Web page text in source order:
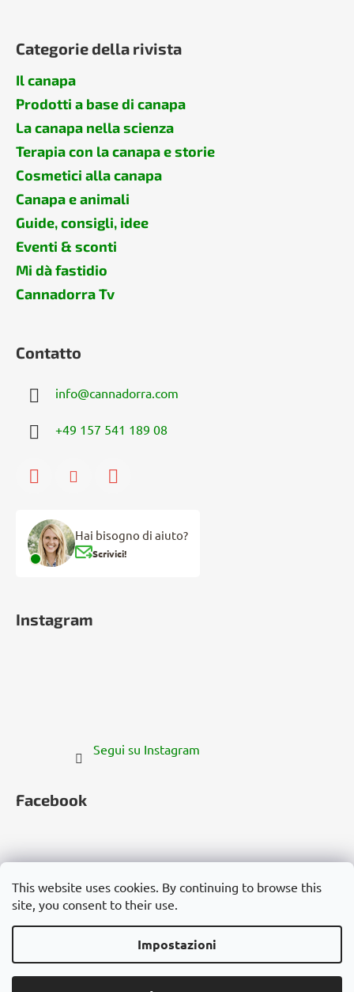
This website uses cookies. By continuing to browse this
site, you consent to their use.
Impostazioni
Categorie della rivista
Il canapa
Prodotti a base di canapa
La canapa nella scienza
Terapia con la canapa e storie
Cosmetici alla canapa
Canapa e animali
Guide, consigli, idee
Eventi & sconti
Mi dà fastidio
Cannadorra Tv
Contatto
info@cannadorra.com
+49 157 541 189 08
Hai bisogno di aiuto?
Scrivici!
Instagram
Segui su Instagram
Facebook
Česko Slovensko Magyarország
Polska
Россия España România България Việt Nam
Creato da Shoptet